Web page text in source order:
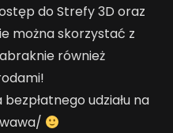
do Strefy 3D oraz
można skorzystać z
również
udziału na